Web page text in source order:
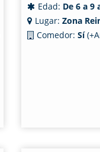
Edad: De 6 a 9
Lugar: Zona
Comedor: Sí